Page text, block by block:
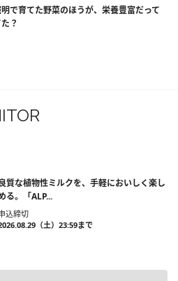
で育てた野菜のほうが、栄養豊富だって
？
質な植物性ミルクを、手軽においしく楽し
る。「ALP...
込締切
（土）23:59まで